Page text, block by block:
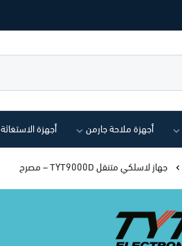
أجهزة ملاحة جارمن أجهزة الاستغاثة
جهاز لاسلكي متنقل TYT9000D – مصرح